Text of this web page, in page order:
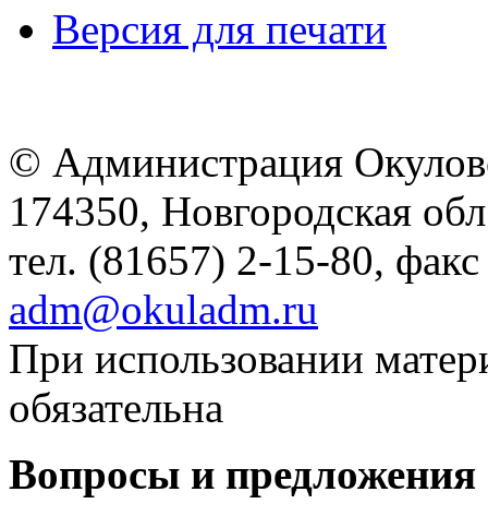
Версия для печати
© Администрация
174350, Новгородская
тел. (81657) 2-15-80,
adm@okuladm.ru
При использовании
обязательна
Вопросы и